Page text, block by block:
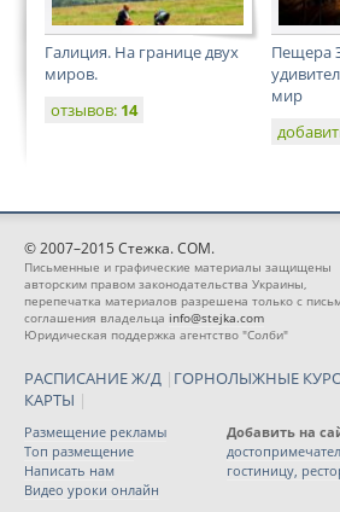
Галиция. На границе двух
миров.
отзывов: 14
Пещера
мир
© 2007–2015 Стежка. COM.
Письменные и графические материалы защищены
авторским правом законодательства Украины,
перепечатка материалов разрешена только с
соглашения владельца info@stejka.com
Юридическая поддержка агентство "Солби"
РАСПИСАНИЕ Ж/Д | ГОРНОЛЫЖНЫЕ
КАРТЫ |
Размещение рекламы
Топ размещение
Написать нам
Видео уроки онлайн
Добавить на
гостиницу,